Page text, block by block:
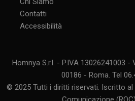
Contatti
Accessibilità
Homnya S.r.l. - P.IVA 13026241003 -
00186 - Roma. Tel
© 2025 Tutti i diritti riservati. Iscritto al